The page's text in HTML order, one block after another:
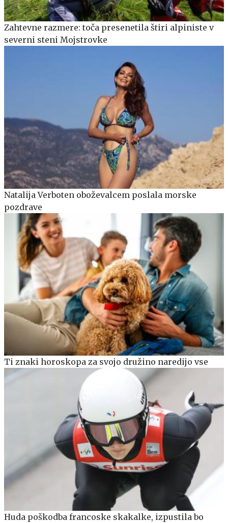
Zahtevne razmere: toča presenetila štiri alpiniste v
severni steni Mojstrovke
Natalija Verboten oboževalcem poslala morske
pozdrave
Ti znaki horoskopa za svojo družino naredijo vse
Huda poškodba francoske skakalke, izpustila bo